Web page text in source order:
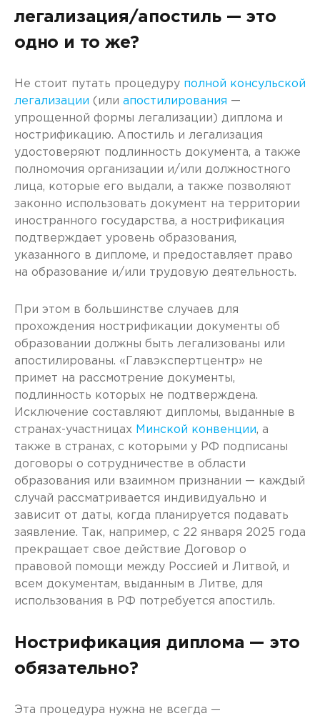
легализация/апостиль — это
одно и то же?
Не стоит путать процедуру полной консульской
легализации (или апостилирования —
упрощенной формы легализации) диплома и
нострификацию. Апостиль и легализация
удостоверяют подлинность документа, а также
полномочия организации и/или должностного
лица, которые его выдали, а также позволяют
законно использовать документ на территории
иностранного государства, а нострификация
подтверждает уровень образования,
указанного в дипломе, и предоставляет право
на образование и/или трудовую деятельность.
При этом в большинстве случаев для
прохождения нострификации документы об
образовании должны быть легализованы или
апостилированы. «Главэкспертцентр» не
примет на рассмотрение документы,
подлинность которых не подтверждена.
Исключение составляют дипломы, выданные в
странах-участницах Минской конвенции, а
также в странах, с которыми у РФ подписаны
договоры о сотрудничестве в области
образования или взаимном признании — каждый
случай рассматривается индивидуально и
зависит от даты, когда планируется подавать
заявление. Так, например, с 22 января 2025 года
прекращает свое действие Договор о
правовой помощи между Россией и Литвой, и
всем документам, выданным в Литве, для
использования в РФ потребуется апостиль.
Нострификация диплома — это
обязательно?
Эта процедура нужна не всегда —